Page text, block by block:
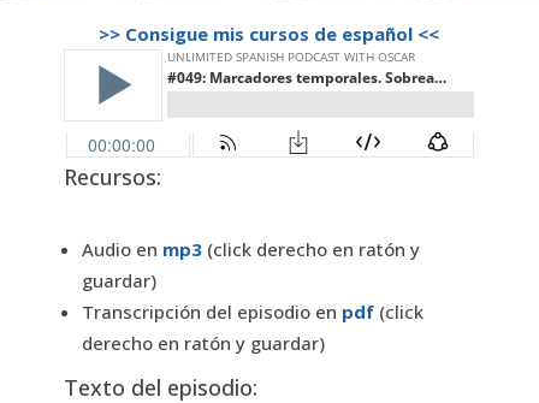
>> Consigue mis cursos de español <<
Recursos:
Audio en mp3(click derecho en ratón y
guardar)
Transcripción del episodio en pdf(click
derecho en ratón y guardar)
Texto del episodio: